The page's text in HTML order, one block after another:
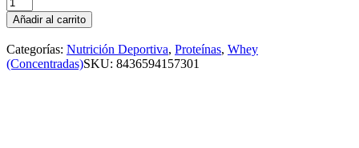
Añadir al carrito
Categorías: Nutrición Deportiva, Proteínas, Whey
(Concentradas)SKU: 8436594157301